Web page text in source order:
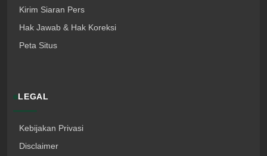
Kirim Siaran Pers
Hak Jawab & Hak Koreksi
Peta Situs
LEGAL
Kebijakan Privasi
Disclaimer